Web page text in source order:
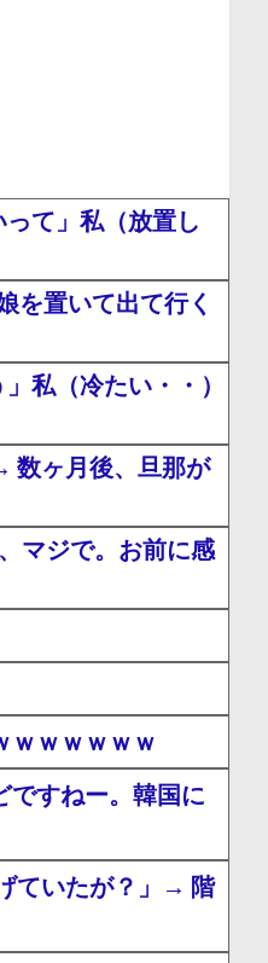
て」私（放置し
を置いて出て行く
私（冷たい・・）
数ヶ月後、旦那が
マジで。お前に感
ｗｗｗｗｗｗ
ですねー。韓国に
ていたが？」→ 階